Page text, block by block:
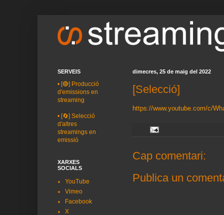
dimecres, 25 de maig del 2022
[Selecció]
https://www.youtube.com/c/
Cap comentari:
Publica un
SERVEIS
• [🔴] Producció
d'emissions en
streaming
• [🔄] Selecció
d'altres
streamings en
emissió
XARXES
SOCIALS
YouTube
Vimeo
Facebook
X